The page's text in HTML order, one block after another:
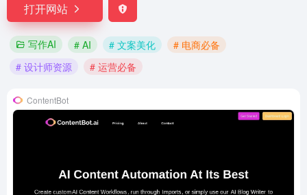
打开网站
写作AI # AI # 文案美化
# 电商必备
# 设计师资源
# 运营必备
ContentBot